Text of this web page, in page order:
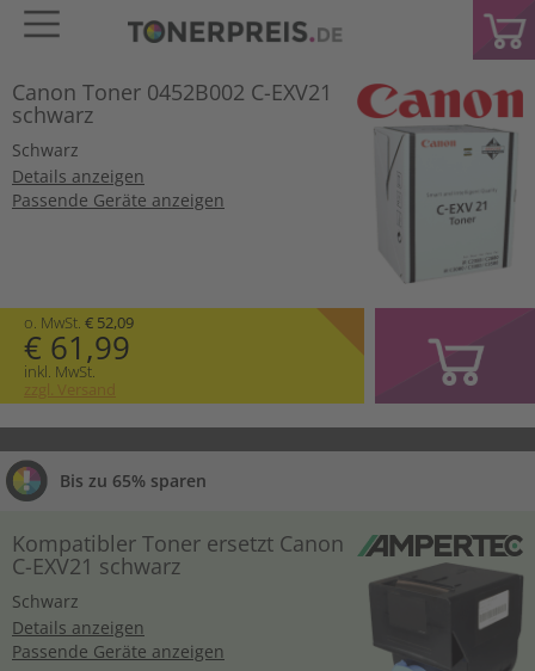
Canon Toner 0452B002 C-EXV21
schwarz
Schwarz
Details anzeigen
Passende Geräte anzeigen
o. MwSt. € 52,09
€ 61,99
inkl. MwSt.
zzgl. Versand
Bis zu 65% sparen
Kompatibler Toner ersetzt Canon
C-EXV21 schwarz
Schwarz
Details anzeigen
Passende Geräte anzeigen